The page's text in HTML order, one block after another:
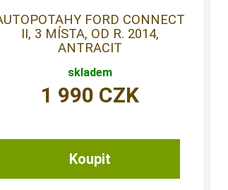
FORD CONNECT
II, 3 MÍSTA, OD R. 2014,
ANTRACIT
skladem
1 990 CZK